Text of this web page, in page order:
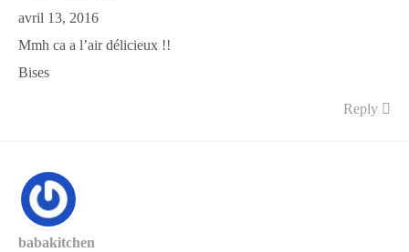
avril 13, 2016
Mmh ca a l’air délicieux !!
Bises
Reply
babakitchen